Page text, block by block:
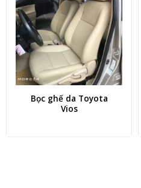
Bọc ghế da Toyota
Vios